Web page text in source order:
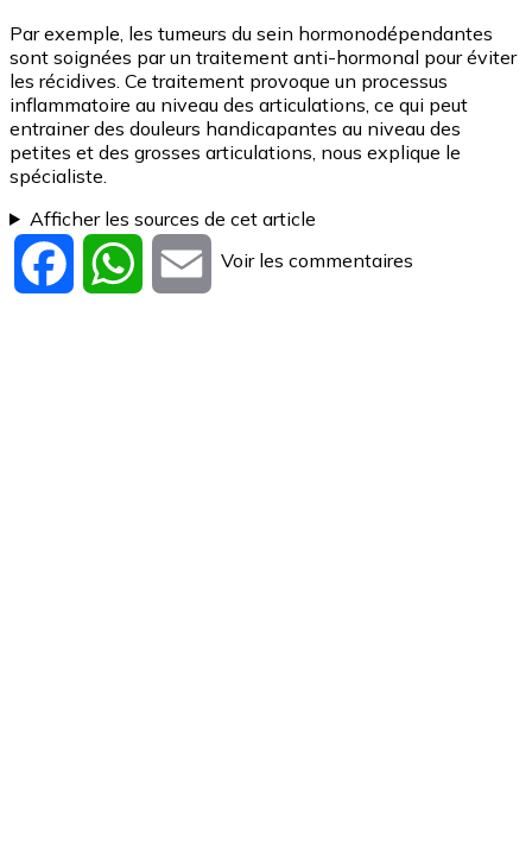
Par exemple, les tumeurs du sein hormonodépendantes
sont soignées par un traitement anti-hormonal pour éviter
les récidives. Ce traitement provoque un processus
inflammatoire au niveau des articulations, ce qui peut
entrainer des douleurs handicapantes au niveau des
petites et des grosses articulations, nous explique le
spécialiste.
Afficher les sources de cet article
Facebook WhatsApp
Email
Voir les commentaires